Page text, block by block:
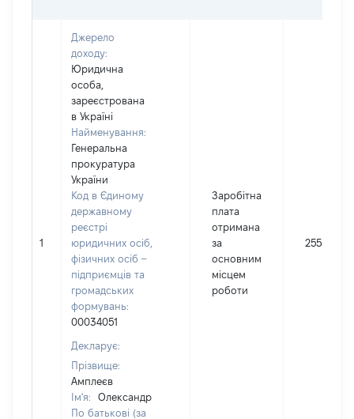
1
Джерело
доходу:
Юридична
особа,
зареєстрована
в Україні
Найменування:
Генеральна
прокуратура
України
Код в Єдиному
державному
реєстрі
юридичних осіб,
фізичних осіб –
підприємців та
громадських
формувань:
00034051
Декларує:
Прізвище:
Амплеєв
Ім'я:
Олександр
По батькові (за
Заробітна
плата
отримана
за
основним
місцем
роботи
255895